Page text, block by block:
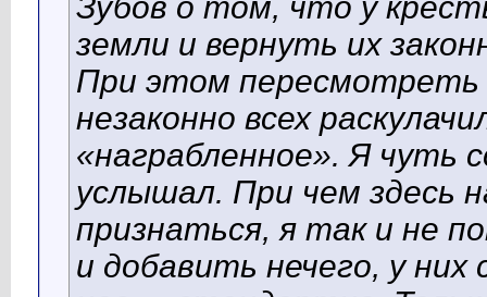
Зубов о том, что у
земли и вернуть их
При этом пересмотреть
незаконно всех
«награбленное». Я чуть
услышал. При чем здесь
признаться, я так и не
и добавить нечего, у них